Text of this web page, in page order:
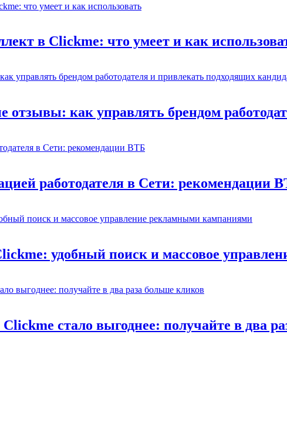
в Clickme: что умеет и как
отзывы: как управлять брендом
работодателя в Сети: рекомендации
удобный поиск и массовое
стало выгоднее: получайте в два